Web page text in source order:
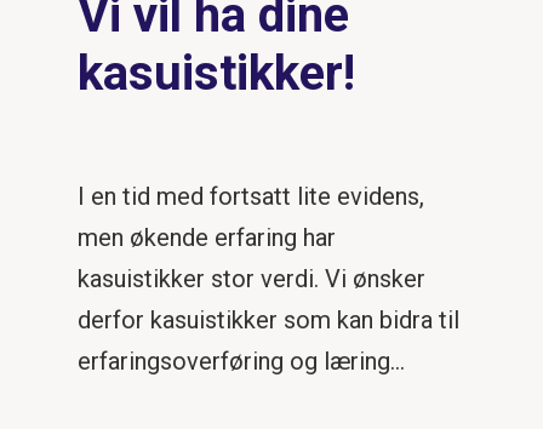
Vi vil ha dine
kasuistikker!
I en tid med fortsatt lite evidens,
men økende erfaring har
kasuistikker stor verdi. Vi ønsker
derfor kasuistikker som kan bidra til
erfaringsoverføring og læring…